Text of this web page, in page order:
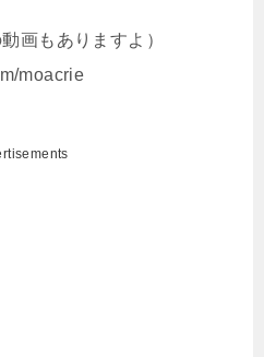
画もありますよ）
moacrie